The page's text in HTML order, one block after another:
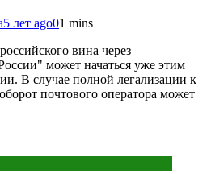
5 лет ago01 mins
вина через
может начаться уже этим
В случае полной легализации к
почтового оператора может